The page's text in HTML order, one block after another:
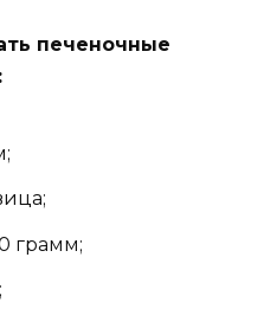
печеночные
грамм;